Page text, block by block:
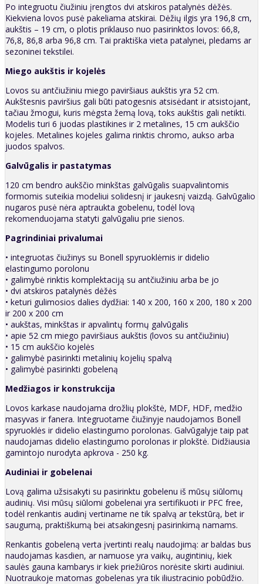
Po integruotu čiužiniu įrengtos dvi atskiros patalynės dėžės.
Kiekviena lovos pusė pakeliama atskirai. Dėžių ilgis yra 196,8 cm,
aukštis – 19 cm, o plotis priklauso nuo pasirinktos lovos: 66,8,
76,8, 86,8 arba 96,8 cm. Tai praktiška vieta patalynei, pledams ar
sezoninei tekstilei.
Miego aukštis ir kojelės
Lovos su antčiužiniu miego paviršiaus aukštis yra 52 cm.
Aukštesnis paviršius gali būti patogesnis atsisėdant ir atsistojant,
tačiau žmogui, kuris mėgsta žemą lovą, toks aukštis gali netikti.
Modelis turi 6 juodas plastikines ir 2 metalines, 15 cm aukščio
kojeles. Metalines kojeles galima rinktis chromo, aukso arba
juodos spalvos.
Galvūgalis ir pastatymas
120 cm bendro aukščio minkštas galvūgalis suapvalintomis
formomis suteikia modeliui solidesnį ir jaukesnį vaizdą. Galvūgalio
nugaros pusė nėra aptraukta gobelenu, todėl lovą
rekomenduojama statyti galvūgaliu prie sienos.
Pagrindiniai privalumai
• integruotas čiužinys su Bonell spyruoklėmis ir didelio
elastingumo porolonu
• galimybė rinktis komplektaciją su antčiužiniu arba be jo
• dvi atskiros patalynės dėžės
• keturi gulimosios dalies dydžiai: 140 x 200, 160 x 200, 180 x 200
ir 200 x 200 cm
• aukštas, minkštas ir apvalintų formų galvūgalis
• apie 52 cm miego paviršiaus aukštis (lovos su antčiužiniu)
• 15 cm aukščio kojelės
• galimybė pasirinkti metalinių kojelių spalvą
• galimybė pasirinkti gobeleną
Medžiagos ir konstrukcija
Lovos karkase naudojama drožlių plokštė, MDF, HDF, medžio
masyvas ir fanera. Integruotame čiužinyje naudojamos Bonell
spyruoklės ir didelio elastingumo porolonas. Galvūgalyje taip pat
naudojamas didelio elastingumo porolonas ir plokštė. Didžiausia
gamintojo nurodyta apkrova - 250 kg.
Audiniai ir gobelenai
Lovą galima užsisakyti su pasirinktu gobelenu iš mūsų siūlomų
audinių. Visi mūsų siūlomi gobelenai yra sertifikuoti ir PFC free,
todėl renkantis audinį vertiname ne tik spalvą ar tekstūrą, bet ir
saugumą, praktiškumą bei atsakingesnį pasirinkimą namams.
Renkantis gobeleną verta įvertinti realų naudojimą: ar baldas bus
naudojamas kasdien, ar namuose yra vaikų, augintinių, kiek
saulės gauna kambarys ir kiek priežiūros norėsite skirti audiniui.
Nuotraukoje matomas gobelenas yra tik iliustracinio pobūdžio.